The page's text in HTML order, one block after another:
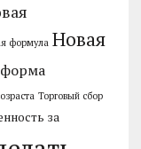
формула Новая
Торговый сбор
за